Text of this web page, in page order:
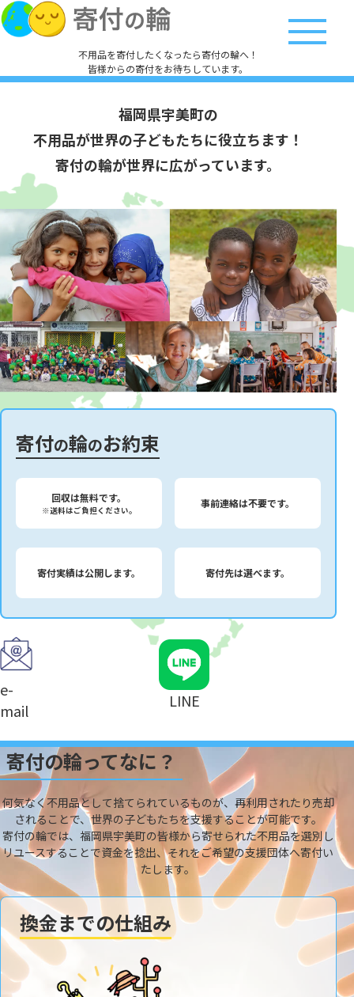
不用品を寄付したくなったら寄付の輪へ！
皆様からの寄付をお待ちしています。
福岡県宇美町の
不用品が世界の子どもたちに役立ちます！
寄付の輪が世界に広がっています。
寄付の輪のお約束
回収は無料です。
※送料はご負担ください。
事前連絡は不要です。
寄付実績は公開します。 寄付先は選べます。
e-
mail
LINE
寄付の輪ってなに？
何気なく不用品として捨てられているものが、再利用されたり売却
されることで、世界の子どもたちを支援することが可能です。
寄付の輪では、福岡県宇美町の皆様から寄せられた不用品を選別し
リユースすることで資金を捻出、それをご希望の支援団体へ寄付い
たします。
換金までの仕組み